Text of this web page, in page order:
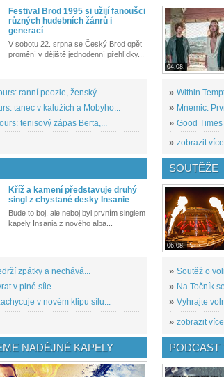
Festival Brod 1995 si užijí fanoušci
různých hudebních žánrů i
generací
V sobotu 22. srpna se Český Brod opět
promění v dějiště jednodenní přehlídky...
ranní peozie, ženský...
tanec v kalužích a Mobyho...
tenisový zápas Berta,...
04.08.
» Within
» Mnemic:
» Good
» zobrazit
Kříž a kamení představuje druhý
singl z chystané desky Insanie
Bude to boj, ale neboj byl prvním singlem
kapely Insania z nového alba...
zpátky a nechává...
v plné síle
v novém klipu sílu...
SOUTĚŽE
06.08.
» Soutěž o
» Na Točník
» Vyhrajte
» zobrazit
NADĚJNÉ KAPELY PODCAST